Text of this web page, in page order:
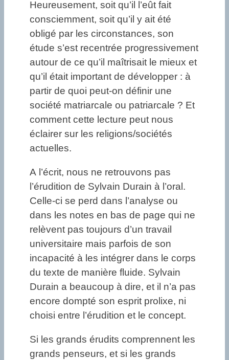
Heureusement, soit qu’il l’eût fait
consciemment, soit qu’il y ait été
obligé par les circonstances, son
étude s’est recentrée progressivement
autour de ce qu’il maîtrisait le mieux et
qu’il était important de développer : à
partir de quoi peut-on définir une
société matriarcale ou patriarcale ? Et
comment cette lecture peut nous
éclairer sur les religions/sociétés
actuelles.
A l’écrit, nous ne retrouvons pas
l’érudition de Sylvain Durain à l’oral.
Celle-ci se perd dans l’analyse ou
dans les notes en bas de page qui ne
relèvent pas toujours d’un travail
universitaire mais parfois de son
incapacité à les intégrer dans le corps
du texte de manière fluide. Sylvain
Durain a beaucoup à dire, et il n’a pas
encore dompté son esprit prolixe, ni
choisi entre l’érudition et le concept.
Si les grands érudits comprennent les
grands penseurs, et si les grands